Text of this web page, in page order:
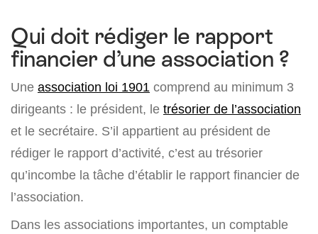
Qui doit rédiger le rapport
financier d’une association ?
Une association loi 1901 comprend au minimum 3
dirigeants : le président, le trésorier de l’association
et le secrétaire. S’il appartient au président de
rédiger le rapport d’activité, c’est au trésorier
qu’incombe la tâche d’établir le rapport financier de
l’association.
Dans les associations importantes, un comptable